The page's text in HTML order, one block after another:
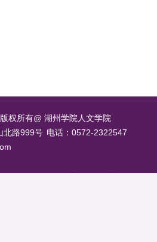
权所有@ 湖州学院人文学院
北路999号 电话：0572-2322547